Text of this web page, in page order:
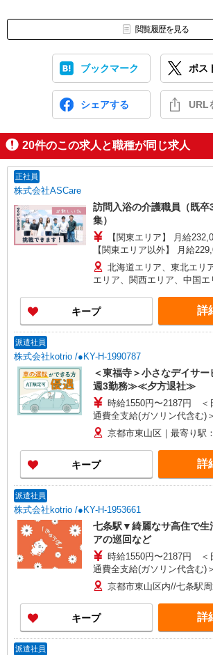
閲覧履歴を見る
ブックマーク ポス
シェアする URL
20件のこの求人と職種が同じ求人
正社員
株式会社ASCare
訪問入浴の介護職員（既
集）
【関東エリア】 月給
【関東エリア以外】 月給
※勤務地域により異なりま
付金手当含む ※各種手当は待遇
リアステップ年収モデル（参
勤続年数5年）390万円 事業
年 2〜3年で所長になる人も
ブロック長（平均勤続年数
北海道エリア、東北エリ
エリア、関西エリア、中国
属されます。 ※Ｕ・Ｉター
る異動等はございません！
キープ 詳
派遣社員
株式会社kotrio /●KY-H-1990787
＜東福寺＞小さなデイサ
週3勤務≫≪夕方退社≫
時給1550円〜2187円 ＜
通費全支給(ガソリン代含む)＞
京都市東山区｜最寄り駅
キープ 詳
派遣社員
株式会社kotrio /●KY-H-1953661
七条駅▼綺麗なサ高住で
アの巡回など
時給1550円〜2187円 ＜
通費全支給(ガソリン代含む)＞
京都市東山区内//七条駅
キープ 詳
派遣社員